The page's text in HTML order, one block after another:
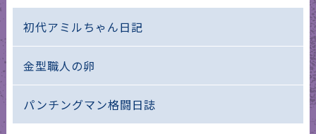
初代アミルちゃん日記
金型職人の卵
パンチングマン格闘日誌